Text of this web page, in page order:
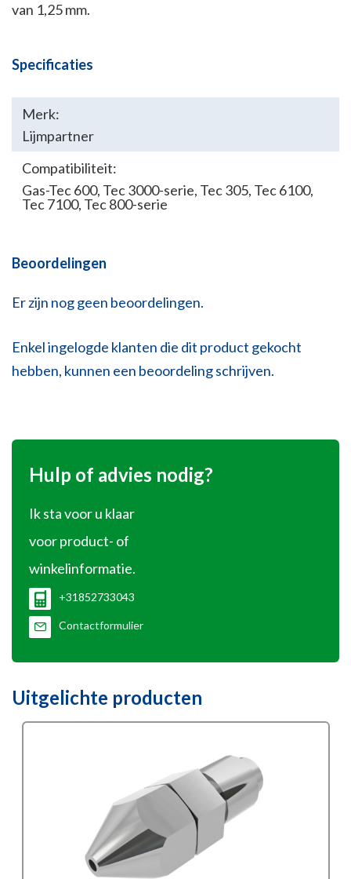
van 1,25 mm.
Specificaties
Merk:
Lijmpartner
Compatibiliteit:
Gas-Tec 600, Tec 3000-serie, Tec 305, Tec 6100,
Tec 7100, Tec 800-serie
Beoordelingen
Er zijn nog geen beoordelingen.
Enkel ingelogde klanten die dit product gekocht
hebben, kunnen een beoordeling schrijven.
Hulp of advies nodig?
Ik sta voor u klaar
voor product- of
winkelinformatie.
+31852733043
Contactformulier
Uitgelichte producten